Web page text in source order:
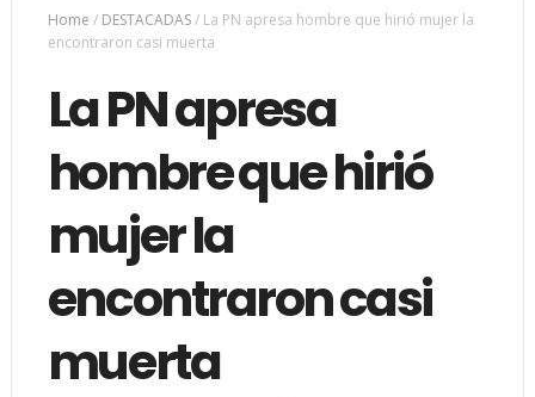
Home / DESTACADAS/ La PN apresa hombre que hirió mujer la
encontraron casi muerta
La PN apresa
hombre que hirió
mujer la
encontraron casi
muerta